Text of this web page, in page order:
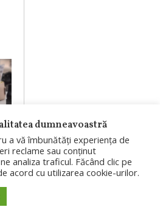
dumneavoastră
a vă îmbunătăți experiența de
reclame sau conținut
analiza traficul. Făcând clic pe
acord cu utilizarea cookie-urilor.